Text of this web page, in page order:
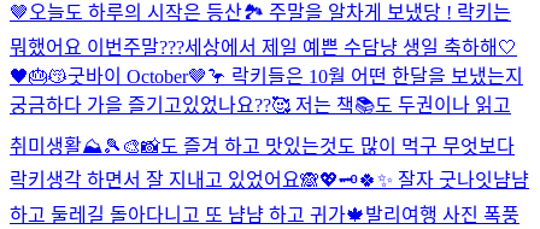
🤎 오늘도 하루의 시작은 등산🏞️ 주말을 알차게 보냈당 ! 락키는
뭐했어요 이번주말???세상에서 제일 예쁜 수담냥 생일 축하해🤍
🖤🎂😽굿바이 October🤎🦩 락키들은 10월 어떤 한달을 보냈는지
궁금하다 가을 즐기고있었나요??🥰 저는 책📚도 두권이나 읽고
취미생활⛰️🎾🎨📸도 즐겨 하고 맛있는것도 많이 먹구 무엇보다
락키생각 하면서 잘 지내고 있었어요🙈💖🗝️🍀✨ 잘자 굿나잇냠냠
하고 둘레길 돌아다니고 또 냠냠 하고 귀가🍁발리여행 사진 폭풍